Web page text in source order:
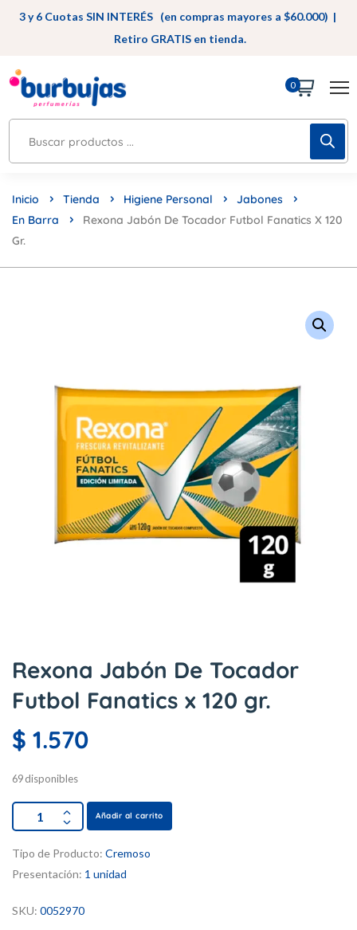
3 y 6 Cuotas SIN INTERÉS (en compras mayores a $60.000) |
Retiro GRATIS en tienda.
0
Inicio Tienda Higiene Personal
Jabones
En Barra
Rexona Jabón De Tocador Futbol Fanatics X 120
Gr.
Rexona Jabón De Tocador
Futbol Fanatics x 120 gr.
$ 1.570
69 disponibles
Añadir al carrito
Tipo de Producto: Cremoso
Presentación: 1 unidad
SKU: 0052970